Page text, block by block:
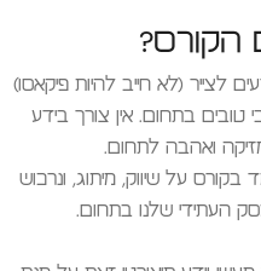
הקורס?
לצייר (לא חייב להיות פיקאסו)
טובים בתחום. אין צורך בידע
ואהבה לתחום.
על שיווק, מיתוג, ונרכוש
העתידי שלנו בתחום.